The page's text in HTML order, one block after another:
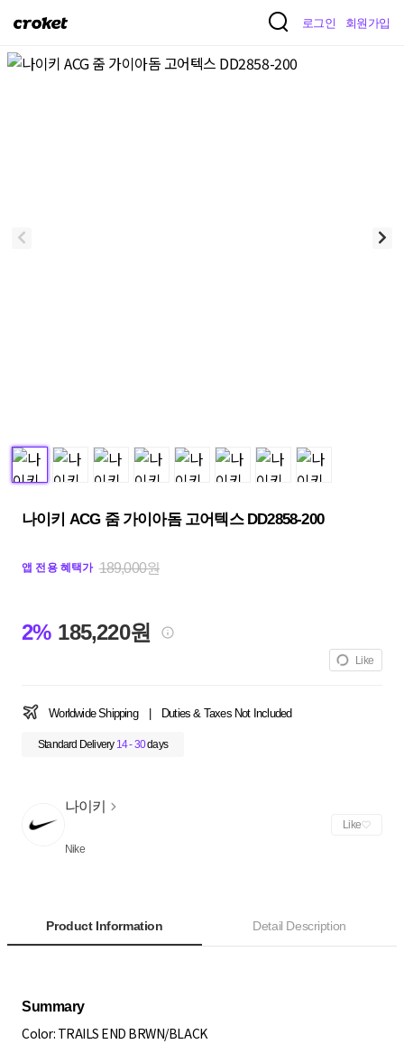
크
켓
로그인 회원가입
나이키 ACG 줌 가이아돔 고어텍스 DD2858-200
앱 전용 혜택가 189,000원
2% 185,220원
Like
Worldwide Shipping Duties & Taxes Not Included
Standard Delivery 14 - 30days
나이키
Nike
Like
Product Information Detail Description
Summary
Color: TRAILS END BRWN/BLACK